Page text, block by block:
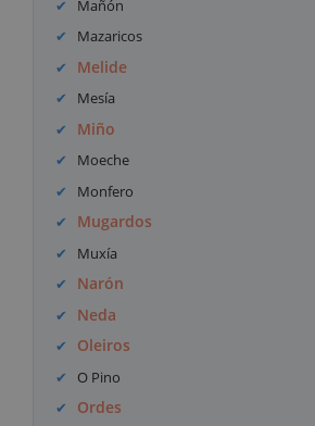
Mañón
Mazaricos
Melide
Mesía
Miño
Moeche
Monfero
Mugardos
Muxía
Narón
Neda
Oleiros
O Pino
Ordes